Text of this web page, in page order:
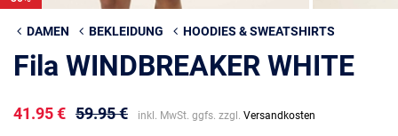
DAMEN BEKLEIDUNG HOODIES & SWEATSHIRTS
Fila WINDBREAKER WHITE
41.95 € 59.95 € inkl. MwSt. ggfs. zzgl. Versandkosten